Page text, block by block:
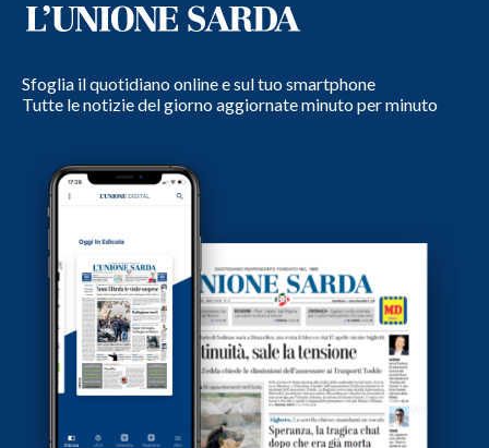
Sfoglia il quotidiano online e sul tuo smartphone
Tutte le notizie del giorno aggiornate minuto per minuto